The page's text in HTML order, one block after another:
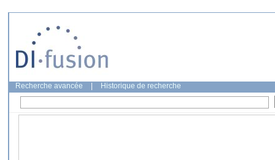
Recherche avancée Historique de recherche